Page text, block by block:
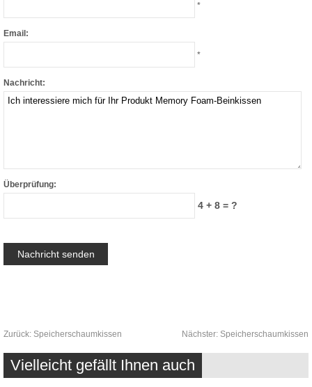
*
Email:
*
Nachricht:
Überprüfung:
4 + 8 = ?
Zurück: Speicherschaumkissen Nächster: Speicherschaumkissen
Vielleicht gefällt Ihnen auch